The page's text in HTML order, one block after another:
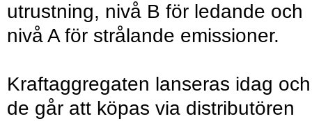
utrustning, nivå B för ledande och
nivå A för strålande emissioner.
Kraftaggregaten lanseras idag och
de går att köpas via distributören